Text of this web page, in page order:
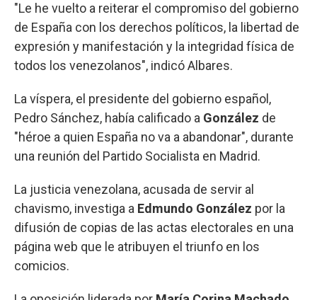
"Le he vuelto a reiterar el compromiso del gobierno
de España con los derechos políticos, la libertad de
expresión y manifestación y la integridad física de
todos los venezolanos", indicó Albares.
La víspera, el presidente del gobierno español,
Pedro Sánchez, había calificado a González de
"héroe a quien España no va a abandonar", durante
una reunión del Partido Socialista en Madrid.
La justicia venezolana, acusada de servir al
chavismo, investiga a Edmundo González por la
difusión de copias de las actas electorales en una
página web que le atribuyen el triunfo en los
comicios.